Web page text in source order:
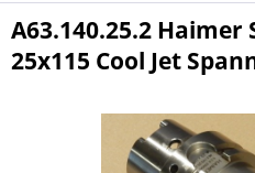
A63.140.25.2
25x115 Cool Jet